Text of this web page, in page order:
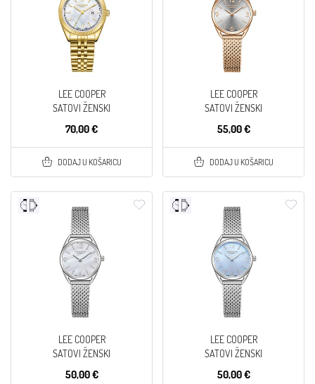
LEE COOPER
SATOVI ŽENSKI
70,00 €
DODAJ U KOŠARICU
LEE COOPER
SATOVI ŽENSKI
55,00 €
DODAJ U KOŠARICU
LEE COOPER
SATOVI ŽENSKI
50,00 €
LEE COOPER
SATOVI ŽENSKI
50,00 €